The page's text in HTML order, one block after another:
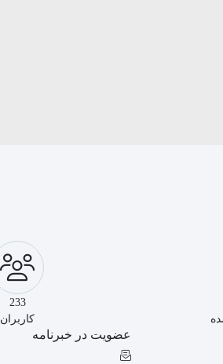
233
کاربران
عضویت در خبرنامه